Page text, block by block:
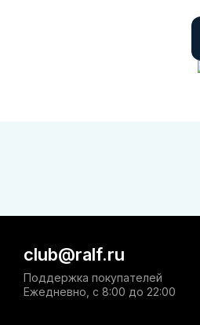
club@ralf.ru
Поддержка покупателей
Ежедневно, с 8:00 до 22:00